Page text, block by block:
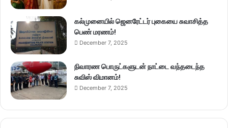
கல்முனையில் ஜெனரேட்டர் புகையை சுவாசித்த
பெண் மரணம்!
December 7, 2025
நிவாரண பொருட்களுடன் நாட்டை வந்தடைந்த
சுவிஸ் விமானம்!
December 7, 2025